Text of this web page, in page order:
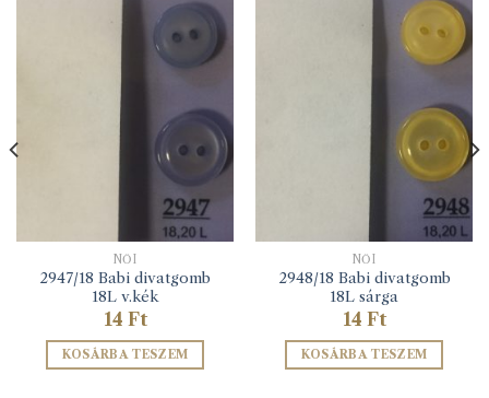
NŐI
2947/18 Babi divatgomb
18L v.kék
14 Ft
KOSÁRBA TESZEM
NŐI
2948/18 Babi divatgomb
18L sárga
14 Ft
KOSÁRBA TESZEM